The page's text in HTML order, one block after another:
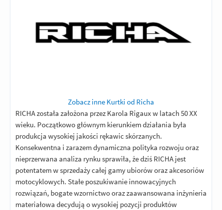
Zobacz inne Kurtki od Richa
RICHA została założona przez Karola Rigaux w latach 50 XX
wieku. Początkowo głównym kierunkiem działania była
produkcja wysokiej jakości rękawic skórzanych.
Konsekwentna i zarazem dynamiczna polityka rozwoju oraz
nieprzerwana analiza rynku sprawiła, że dziś RICHA jest
potentatem w sprzedaży całej gamy ubiorów oraz akcesoriów
motocyklowych. Stałe poszukiwanie innowacyjnych
rozwiązań, bogate wzornictwo oraz zaawansowana inżynieria
materiałowa decydują o wysokiej pozycji produktów